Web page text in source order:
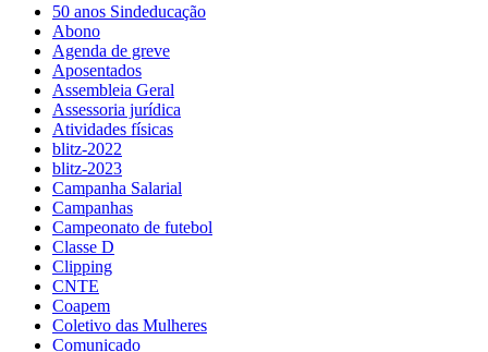
50 anos Sindeducação
Abono
Agenda de greve
Aposentados
Assembleia Geral
Assessoria jurídica
Atividades físicas
blitz-2022
blitz-2023
Campanha Salarial
Campanhas
Campeonato de futebol
Classe D
Clipping
CNTE
Coapem
Coletivo das Mulheres
Comunicado